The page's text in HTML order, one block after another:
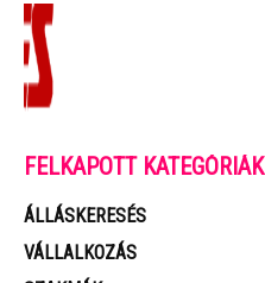
FELKAPOTT KATEGÓRIÁK
ÁLLÁSKERESÉS
VÁLLALKOZÁS